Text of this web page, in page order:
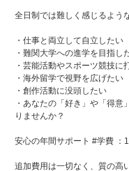
全日制では難しく感じるよう
・仕事と両立して自立したい
・難関大学への進学を目指し
・芸能活動やスポーツ競技に
・海外留学で視野を広げたい
・創作活動に没頭したい
・あなたの「好き」や「得
りませんか？
安心の年間サポート #学費 ：
追加費用は一切なく、質の高